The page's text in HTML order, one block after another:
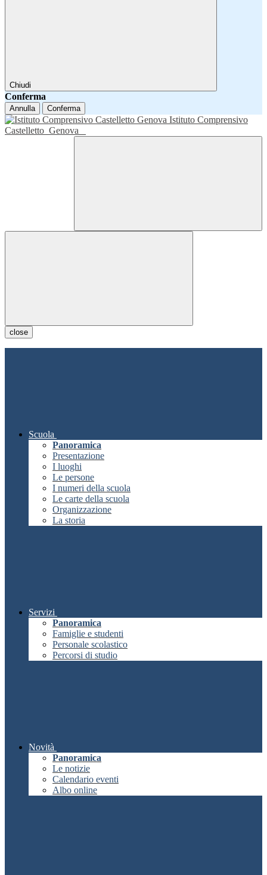
Chiudi
Conferma
Annulla Conferma
Istituto Comprensivo
Castelletto Genova
close
Scuola
Panoramica
Presentazione
I luoghi
Le persone
I numeri della scuola
Le carte della scuola
Organizzazione
La storia
Servizi
Panoramica
Famiglie e studenti
Personale scolastico
Percorsi di studio
Novità
Panoramica
Le notizie
Calendario eventi
Albo online